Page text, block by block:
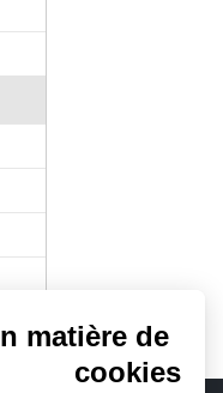
matière de
cookies